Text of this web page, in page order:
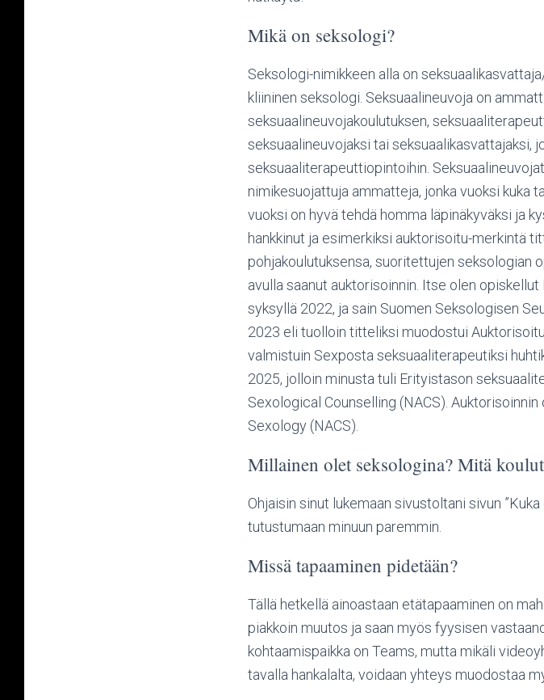
Mikä on seksologi?
Seksologi-nimikkeen alla on
kliininen seksologi. Seksuaalineuvoja on
seksuaalineuvojakoulutuksen,
seksuaalineuvojaksi tai seksuaalikasvattajaksi,
seksuaaliterapeuttiopintoihin.
nimikesuojattuja ammatteja, jonka vuoksi kuka
vuoksi on hyvä tehdä homma läpinäkyväksi ja
hankkinut ja esimerkiksi auktorisoitu-merkintä
pohjakoulutuksensa, suoritettujen seksologian
avulla saanut auktorisoinnin. Itse olen
syksyllä 2022, ja sain Suomen Seksologisen
2023 eli tuolloin titteliksi muodostui
valmistuin Sexposta seksuaaliterapeutiksi
2025, jolloin minusta tuli Erityistason
Sexological Counselling (NACS).
Sexology (NACS).
Millainen olet seksologina? Mitä
Ohjaisin sinut lukemaan sivustoltani sivun
tutustumaan minuun paremmin.
Missä tapaaminen pidetään?
Tällä hetkellä ainoastaan etätapaaminen on
piakkoin muutos ja saan myös fyysisen
kohtaamispaikka on Teams, mutta mikäli
tavalla hankalalta, voidaan yhteys muodostaa